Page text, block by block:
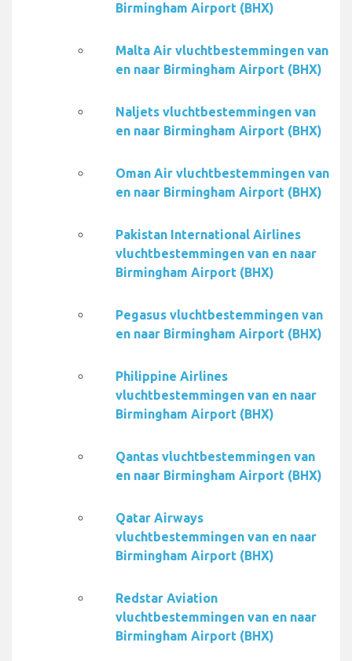
Birmingham Airport (BHX)
Malta Air vluchtbestemmingen van
en naar Birmingham Airport (BHX)
Naljets vluchtbestemmingen van
en naar Birmingham Airport (BHX)
Oman Air vluchtbestemmingen van
en naar Birmingham Airport (BHX)
Pakistan International Airlines
vluchtbestemmingen van en naar
Birmingham Airport (BHX)
Pegasus vluchtbestemmingen van
en naar Birmingham Airport (BHX)
Philippine Airlines
vluchtbestemmingen van en naar
Birmingham Airport (BHX)
Qantas vluchtbestemmingen van
en naar Birmingham Airport (BHX)
Qatar Airways
vluchtbestemmingen van en naar
Birmingham Airport (BHX)
Redstar Aviation
vluchtbestemmingen van en naar
Birmingham Airport (BHX)